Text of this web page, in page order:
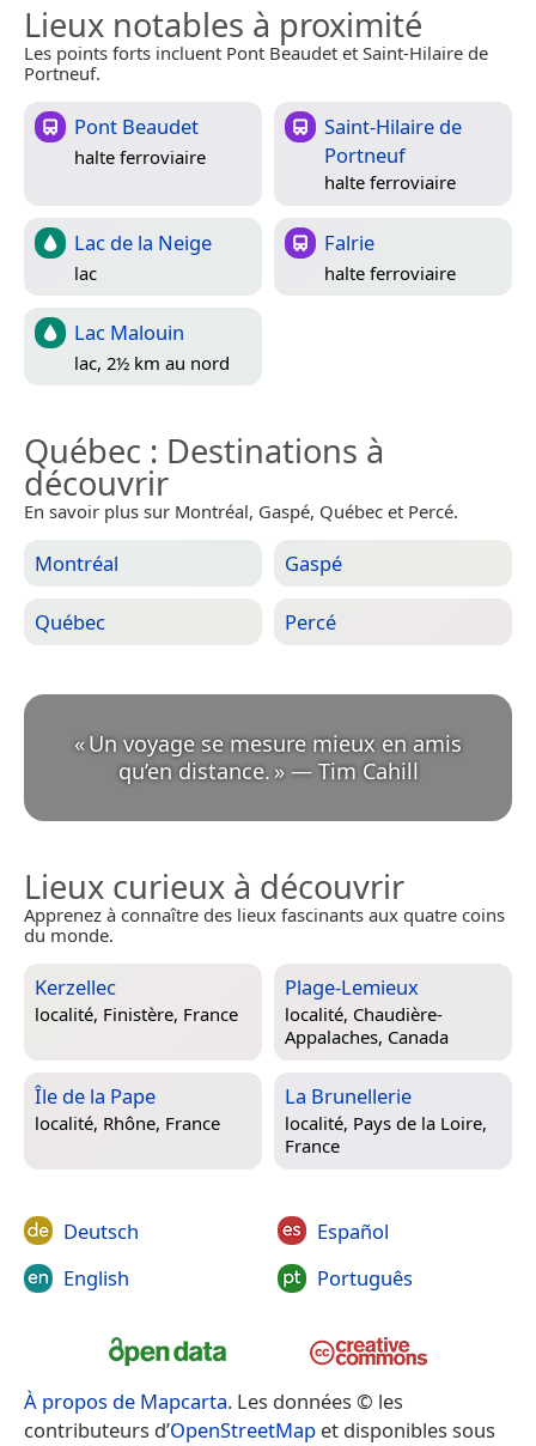
Lieux notables à proximité
Les points forts incluent Pont Beaudet et Saint-Hilaire de
Portneuf.
Pont Beaudet
halte ferroviaire
Saint-Hilaire de
Portneuf
halte ferroviaire
Lac de la Neige
lac
Falrie
halte ferroviaire
Lac Malouin
lac, 2½ km au nord
Québec : Destinations à
découvrir
En savoir plus sur Montréal, Gaspé, Québec et Percé.
Montréal Gaspé
Québec Percé
«Un voyage se mesure mieux en amis
qu’en distance. » — Tim Cahill
Lieux curieux à découvrir
Apprenez à connaître des lieux fascinants aux quatre coins
du monde.
Kerzellec
localité, Finistère, France
Plage-Lemieux
localité, Chaudière-
Appalaches, Canada
Île de la Pape
localité, Rhône, France
La Brunellerie
localité, Pays de la Loire,
France
Deutsch
English
Español
Português
À propos de Mapcarta. Les données © les
contributeurs d’OpenStreetMap et disponibles sous